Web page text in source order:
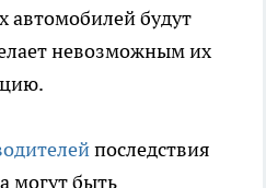
автомобилей будут
невозможным их
последствия
могут быть